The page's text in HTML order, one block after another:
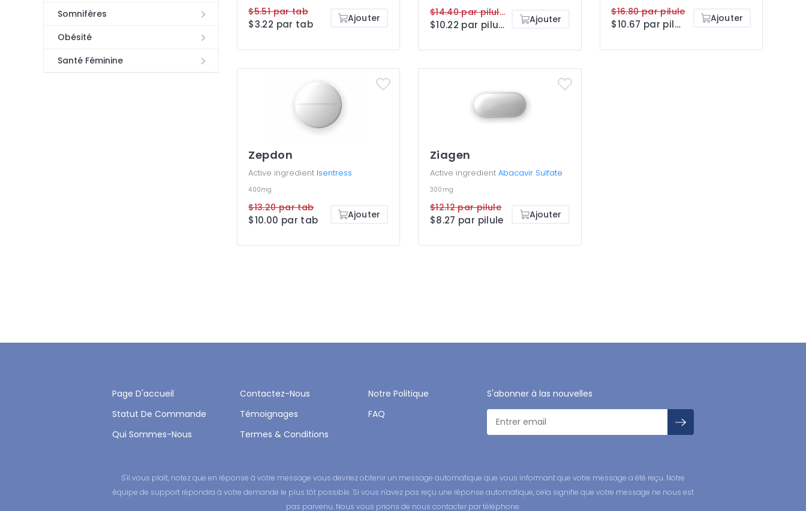
Somnifères
Obésité
Santé Féminine
$5.51 par tab
$3.22 par tab Ajouter $14.40 par pilule
$10.22 par pilule Ajouter
$16.80 par pilule
$10.67 par pilule Ajouter
Zepdon
Active ingredient Isentress
400mg
$13.20 par tab
$10.00 par tab Ajouter
Ziagen
Active ingredient Abacavir Sulfate
300mg
$12.12 par pilule
$8.27 par pilule Ajouter
Page D'accueil Contactez-Nous
Notre Politique
Statut De Commande
Témoignages
FAQ
Qui Sommes-Nous
Termes & Conditions
S'abonner à las nouvelles
S'il vous plaît, notez que en réponse à votre message vous devriez obtenir un message automatique que vous informant que votre message a été reçu. Notre
équipe de support répondra à votre demande le plus tôt possible. Si vous n'avez pas reçu une réponse automatique, cela signifie que votre message ne nous est
pas parvenu. Nous vous prions de nous contacter par téléphone.